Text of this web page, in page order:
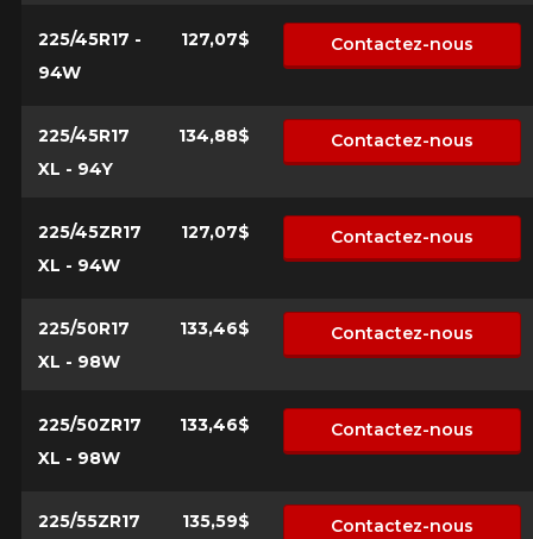
225/45R17 -
94W
127,07$ Contactez-nous
225/45R17
XL - 94Y
134,88$ Contactez-nous
225/45ZR17
XL - 94W
127,07$ Contactez-nous
225/50R17
XL - 98W
133,46$ Contactez-nous
225/50ZR17
XL - 98W
133,46$ Contactez-nous
225/55ZR17
135,59$ Contactez-nous